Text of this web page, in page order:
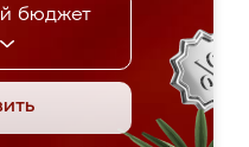
бюджет